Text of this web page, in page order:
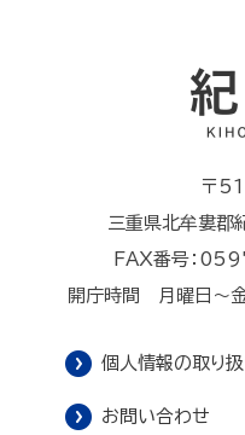
〒
三重県北牟婁郡
FAX番号：
開庁時間 月曜日～
個人情報の取り
お問い合わせ